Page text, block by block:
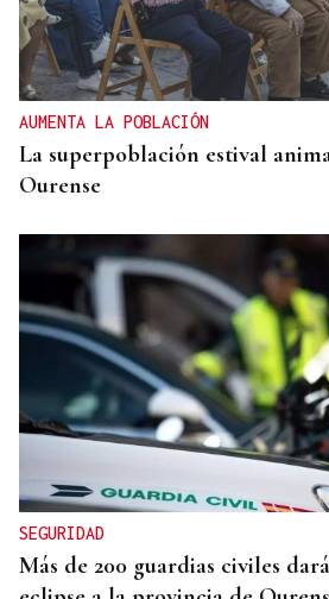
AUMENTA LA POBLACIÓN
La superpoblación estival
Ourense
SEGURIDAD
Más de 200 guardias civiles